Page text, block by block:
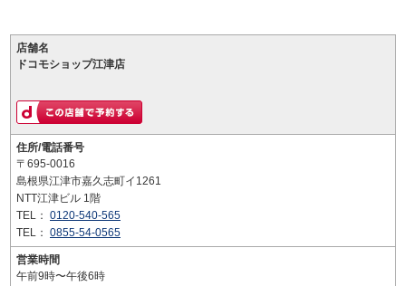
店舗名
ドコモショップ江津店
住所/電話番号
〒695-0016
島根県江津市嘉久志町イ1261
NTT江津ビル 1階
TEL： 0120-540-565
TEL： 0855-54-0565
営業時間
午前9時〜午後6時